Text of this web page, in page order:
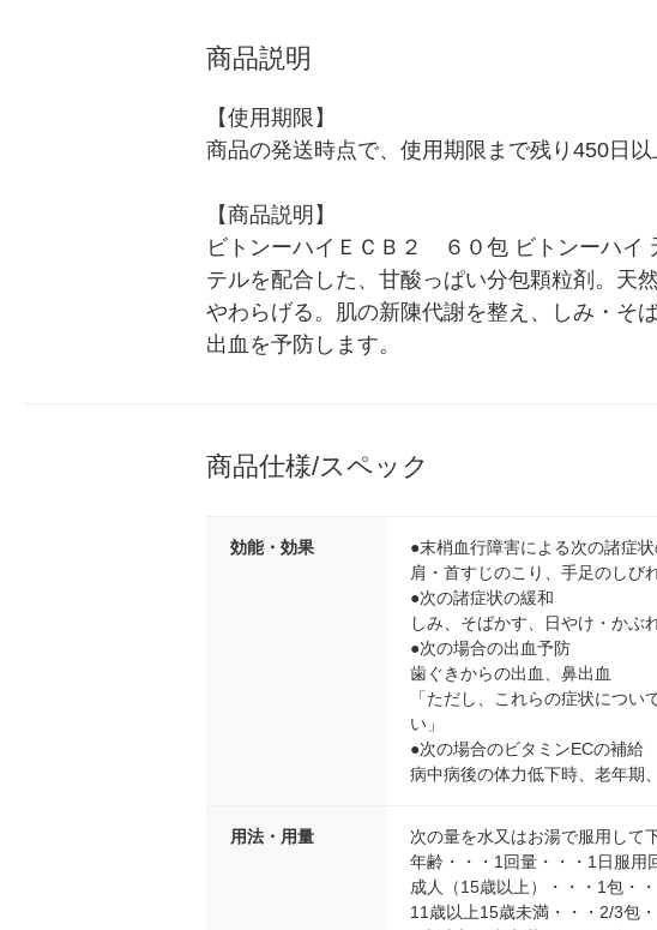
商品説明
【使用期限】
商品の発送時点で、使用期限まで残り450日以
【商品説明】
ビトンーハイＥＣＢ２　６０包 ビトンーハ
テルを配合した、甘酸っぱい分包顆粒剤。天
やわらげる。肌の新陳代謝を整え、しみ・そ
出血を予防します。
商品仕様/スペック
効能・効果
●末梢血行障害による次の諸症
肩・首すじのこり、手足のしび
●次の諸症状の緩和
しみ、そばかす、日やけ・かぶ
●次の場合の出血予防
歯ぐきからの出血、鼻出血
「ただし、これらの症状につ
い」
●次の場合のビタミンECの補給
病中病後の体力低下時、老年期
用法・用量
次の量を水又はお湯で服用して
年齢・・・1回量・・・1日服用
成人（15歳以上）・・・1包・
11歳以上15歳未満・・・2/3包